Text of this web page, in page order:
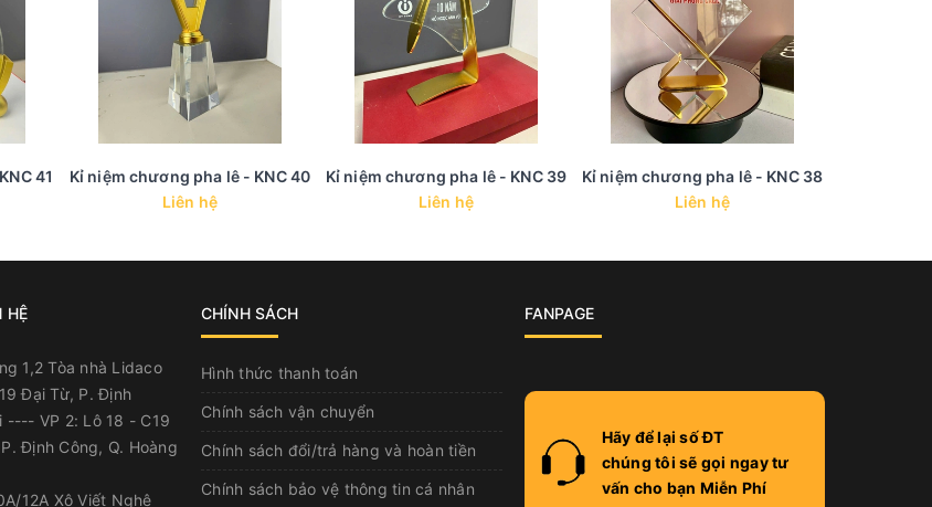
41
Kỉ niệm chương pha lê - KNC 40
Liên hệ
Kỉ niệm chương pha lê - KNC 39
Liên hệ
Kỉ niệm chương pha lê - KNC 38
Liên hệ
HỆ
1,2 Tòa nhà Lidaco
Đại Từ, P. Định
---- VP 2: Lô 18 - C19
Định Công, Q. Hoàng
12A Xô Viết Nghệ
CHÍNH SÁCH
Hình thức thanh toán
Chính sách vận chuyển
Chính sách đổi/trả hàng và hoàn tiền
Chính sách bảo vệ thông tin cá nhân
FANPAGE
Hãy để lại số ĐT
chúng tôi sẽ gọi ngay tư
vấn cho bạn Miễn Phí